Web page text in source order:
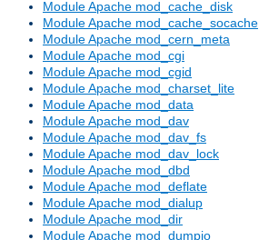
Module Apache mod_cache_disk
Module Apache mod_cache_socache
Module Apache mod_cern_meta
Module Apache mod_cgi
Module Apache mod_cgid
Module Apache mod_charset_lite
Module Apache mod_data
Module Apache mod_dav
Module Apache mod_dav_fs
Module Apache mod_dav_lock
Module Apache mod_dbd
Module Apache mod_deflate
Module Apache mod_dialup
Module Apache mod_dir
Module Apache mod_dumpio